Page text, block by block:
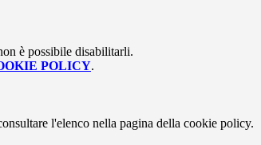
è possibile disabilitarli.
POLICY.
l'elenco nella pagina della cookie policy.